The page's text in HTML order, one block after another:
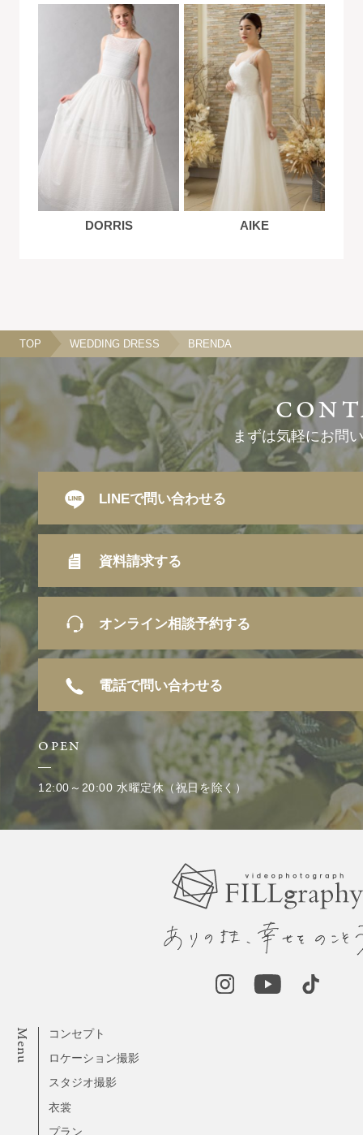
DORRIS AIKE
TOP WEDDING DRESS BRENDA
Menu
コンセプト
ロケーション撮影
スタジオ撮影
衣裳
プラン
まずは気軽にお問
LINEで問い合わせる
資料請求する
オンライン相談予約する
電話で問い合わせる
OPEN
12:00～20:00 水曜定休（祝日を除く）